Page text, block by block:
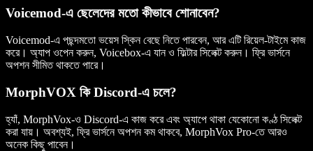
Voicemod-এ ছেলেদের মতো কীভাবে শোনাবেন?
Voicemod-এ পছন্দমতো ভয়েস স্কিন বেছে নিতে পারবেন, আর এটি রিয়েল-টাইমে কাজ
করে। অ্যাপ ওপেন করুন, Voicebox-এ যান ও ফিল্টার সিলেক্ট করুন। ফ্রি ভার্সনে
অপশন সীমিত থাকতে পারে।
MorphVOX কি Discord-এ চলে?
হ্যাঁ, MorphVox-ও Discord-এ কাজ করে এবং অ্যাপে থাকা যেকোনো কণ্ঠ সিলেক্ট
করা যায়। অবশ্যই, ফ্রি ভার্সনে অপশন কম থাকবে, MorphVox Pro-তে আরও
অনেক কিছু পাবেন।